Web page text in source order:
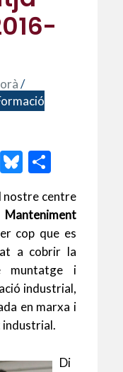
/
E
Bl
es
ky
m
p
ar
te
ix
nostre centre
Manteniment
cop que es
a cobrir la
muntatge i
industrial,
en marxa i
industrial.
Di